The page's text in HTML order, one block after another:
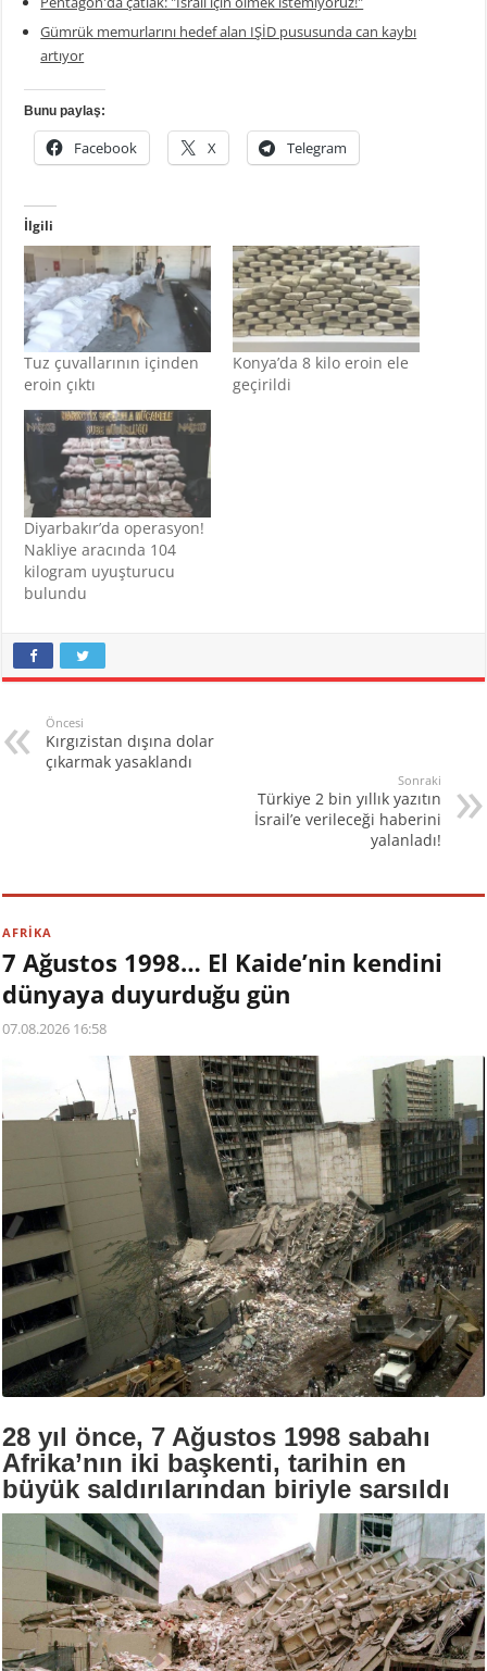
Gümrük memurlarını hedef alan IŞİD pususunda can kaybı
artıyor
Bunu paylaş:
Facebook X Telegram
İlgili
Tuz çuvallarının içinden
eroin çıktı
Konya’da 8 kilo eroin ele
geçirildi
Diyarbakır’da operasyon!
Nakliye aracında 104
kilogram uyuşturucu
bulundu
Öncesi
Kırgızistan dışına dolar
çıkarmak yasaklandı
Sonraki
Türkiye 2 bin yıllık yazıtın
İsrail’e verileceği haberini
yalanladı!
AFRİKA
7 Ağustos 1998… El Kaide’nin kendini
dünyaya duyurduğu gün
07.08.2026 16:58
28 yıl önce, 7 Ağustos 1998 sabahı
Afrika’nın iki başkenti, tarihin en
büyük saldırılarından biriyle sarsıldı